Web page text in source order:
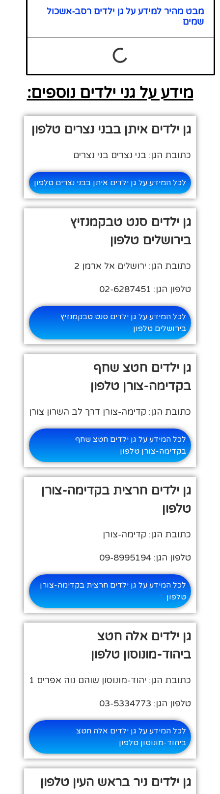
מבט מהיר למידע על גן ילדים רסב-אשכול
שמים
מידע על גני ילדים נוספים:
גן ילדים איתן בבני נצרים טלפון
כתובת הגן: בני נצרים בני נצרים
לכל המידע על גן ילדים איתן בבני נצרים טלפון
גן ילדים סנט טבקמנזיץ
בירושלים טלפון
כתובת הגן: ירושלים אל ארמן 2
טלפון הגן: 02-6287451
לכל המידע על גן ילדים סנט טבקמנזיץ
בירושלים טלפון
גן ילדים חטצ שחף
בקדימה-צורן טלפון
כתובת הגן: קדימה-צורן דרך לב השרון צורן
לכל המידע על גן ילדים חטצ שחף
בקדימה-צורן טלפון
גן ילדים חרצית בקדימה-צורן
טלפון
כתובת הגן: קדימה-צורן
טלפון הגן: 09-8995194
לכל המידע על גן ילדים חרצית בקדימה-צורן
טלפון
גן ילדים אלה חטצ
ביהוד-מונוסון טלפון
כתובת הגן: יהוד-מונוסון שוהם נוה אפרים 1
טלפון הגן: 03-5334773
לכל המידע על גן ילדים אלה חטצ
ביהוד-מונוסון טלפון
גן ילדים ניר בראש העין טלפון